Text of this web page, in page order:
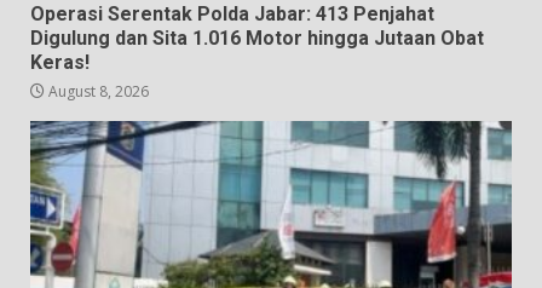
Operasi Serentak Polda Jabar: 413 Penjahat
Digulung dan Sita 1.016 Motor hingga Jutaan Obat
Keras!
August 8, 2026